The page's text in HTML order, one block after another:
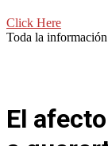
Click Here
Toda la
El